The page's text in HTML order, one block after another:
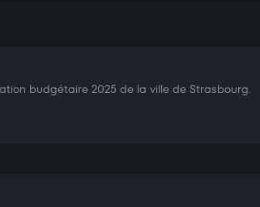
budgétaire 2025 de la ville de Strasbourg.